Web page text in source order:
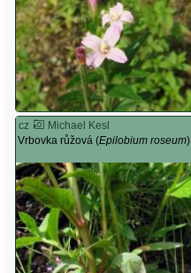
cz
Michael Kesl
Vrbovka růžová (Epilobium roseum)